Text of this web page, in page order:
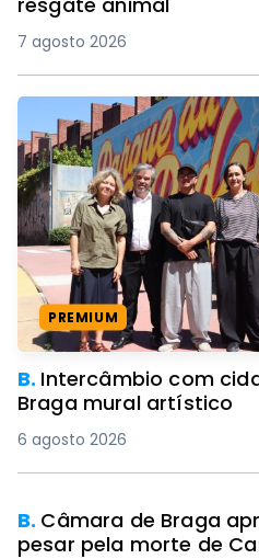
7 agosto 2026
PREMIUM
B. Intercâmbio com cidade de
Braga mural artístico
6 agosto 2026
B. Câmara de Braga
pesar pela morte de